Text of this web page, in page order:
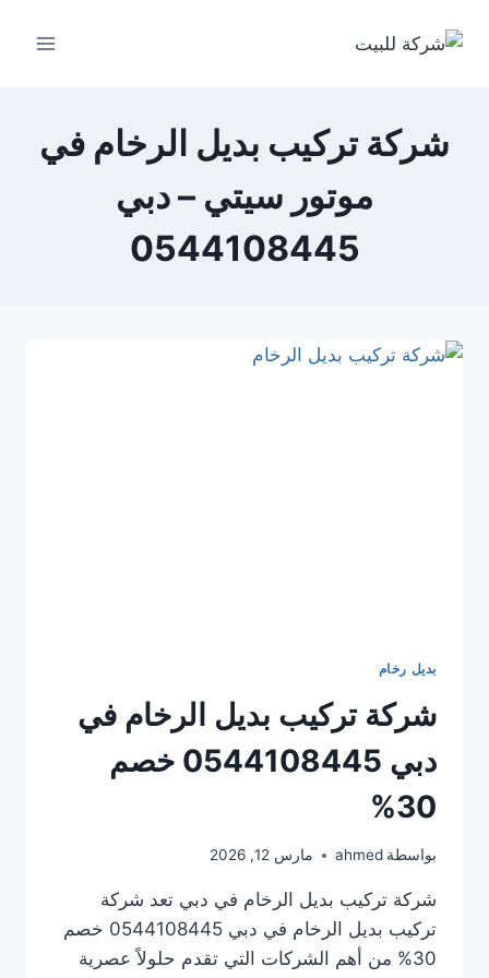
شركة تركيب بديل الرخام في
موتور سيتي – دبي
0544108445
بديل رخام
شركة تركيب بديل الرخام في
دبي 0544108445 خصم
30%
بواسطة ahmed مارس 12, 2026
شركة تركيب بديل الرخام في دبي تعد شركة
تركيب بديل الرخام في دبي 0544108445 خصم
30% من أهم الشركات التي تقدم حلولاً عصرية